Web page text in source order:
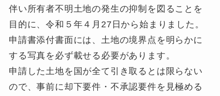
伴い所有者不明土地の発生の抑制を図ることを
目的に、令和５年４月27日から始まりました。
申請書添付書面には、土地の境界点を明らかに
する写真を必ず載せる必要があります。
申請した土地を国が全て引き取るとは限らない
ので、事前に却下要件・不承認要件を見極める